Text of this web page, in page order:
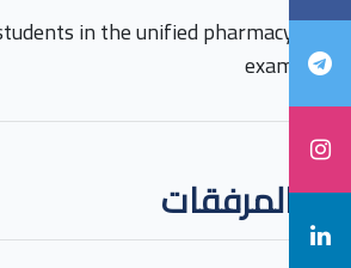
in the unified pharmacy
exam
المرفقات